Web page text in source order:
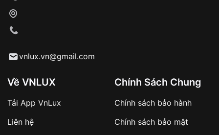
Từ khóa SEO:
sản phẩm đặc biệt
vnlux.vn@gmail.com
Về VNLUX
Tải App VnLux
Liên hệ
Chính Sách Chung
Chính sách bảo hành
Chính sách bảo mật